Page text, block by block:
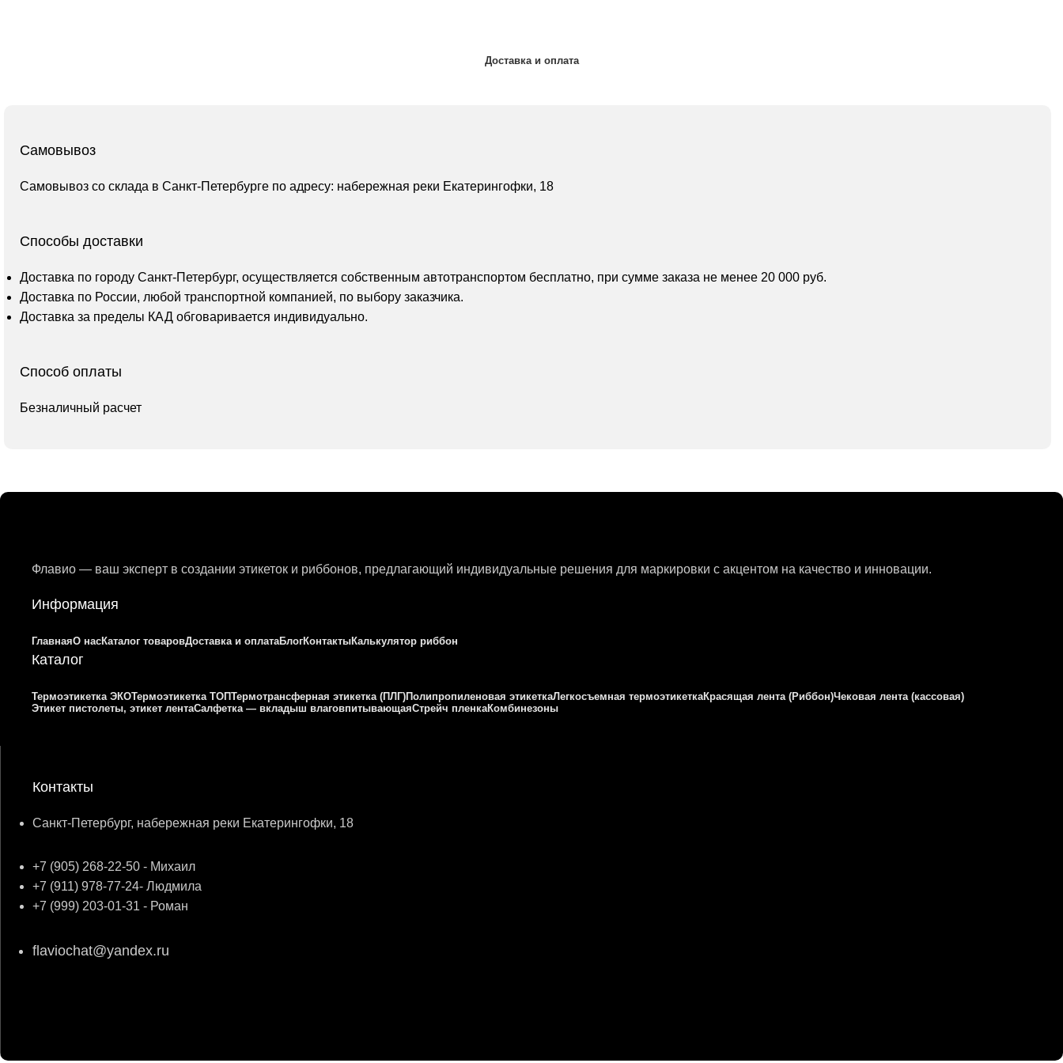
Доставка и оплата
Самовывоз
Самовывоз со склада в Санкт-Петербурге по адресу: набережная реки Екатерингофки, 18
Способы доставки
Доставка по городу Санкт-Петербург, осуществляется собственным автотранспортом бесплатно, при сумме заказа не менее 20 000 руб.
Доставка по России, любой транспортной компанией, по выбору заказчика.
Доставка за пределы КАД обговаривается индивидуально.
Способ оплаты
Безналичный расчет
Флавио — ваш эксперт в создании этикеток и риббонов, предлагающий индивидуальные решения для маркировки с акцентом на качество и инновации.
Информация
ГлавнаяО насКаталог товаровДоставка и оплатаБлогКонтактыКалькулятор риббон
Каталог
Термоэтикетка ЭКОТермоэтикетка ТОПТермотрансферная этикетка (ПЛГ)Полипропиленовая этикеткаЛегкосъемная термоэтикеткаКрасящая лента (Риббон)Чековая лента (кассовая)
Этикет пистолеты, этикет лентаСалфетка — вкладыш влаговпитывающаяСтрейч пленкаКомбинезоны
Контакты
Санкт-Петербург, набережная реки Екатерингофки, 18
+7 (905) 268-22-50 - Михаил
+7 (911) 978-77-24- Людмила
+7 (999) 203-01-31 - Роман
flaviochat@yandex.ru